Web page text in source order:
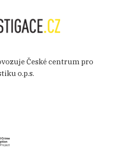
České centrum pro
o.p.s.